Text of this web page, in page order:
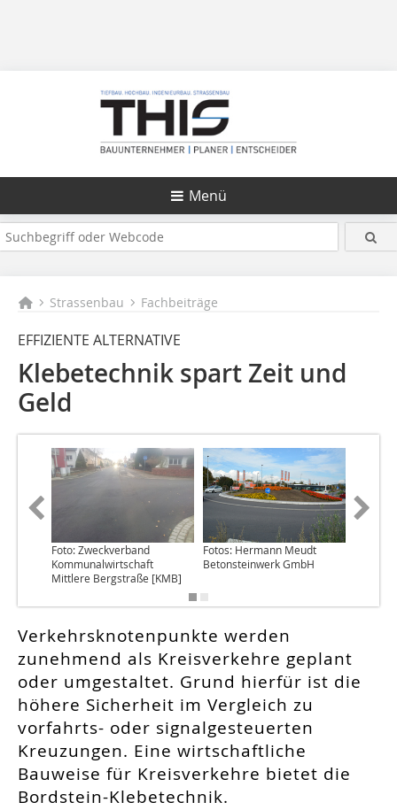
Menü
Strassenbau Fachbeiträge
EFFIZIENTE ALTERNATIVE
Klebetechnik spart Zeit und
Geld
Foto: Zweckverband
Kommunalwirtschaft
Mittlere Bergstraße [KMB]
Fotos: Hermann Meudt
Betonsteinwerk GmbH
Verkehrsknotenpunkte werden
zunehmend als Kreisverkehre geplant
oder umgestaltet. Grund hierfür ist die
höhere Sicherheit im Vergleich zu
vorfahrts- oder signalgesteuerten
Kreuzungen. Eine wirtschaftliche
Bauweise für Kreisverkehre bietet die
Bordstein-Klebetechnik.